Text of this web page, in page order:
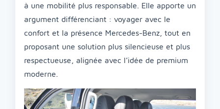
à une mobilité plus responsable. Elle apporte un
argument différenciant : voyager avec le
confort et la présence Mercedes-Benz, tout en
proposant une solution plus silencieuse et plus
respectueuse, alignée avec l’idée de premium
moderne.